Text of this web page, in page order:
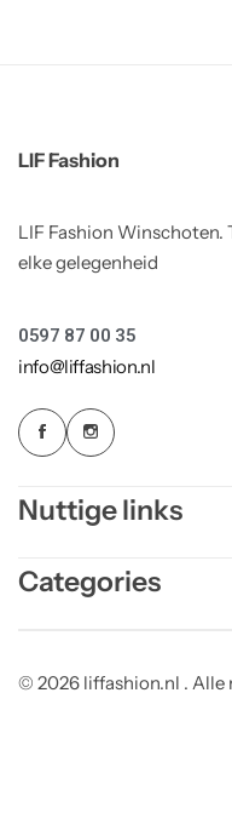
LIF Fashion
LIF Fashion
elke gelegenheid
0597 87 00 35
info@liffashion.nl
Nuttige links
Categories
© 2026 liffashion.nl . Alle